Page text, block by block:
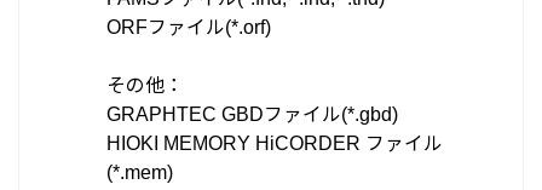
ORFファイル(*.orf)
その他：
GRAPHTEC GBDファイル(*.gbd)
HIOKI MEMORY HiCORDER ファイル
(*.mem)